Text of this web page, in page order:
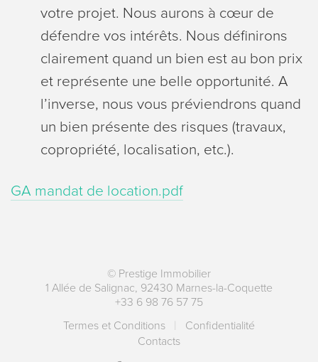
votre projet. Nous aurons à cœur de
défendre vos intérêts. Nous définirons
clairement quand un bien est au bon prix
et représente une belle opportunité. A
l’inverse, nous vous préviendrons quand
un bien présente des risques (travaux,
copropriété, localisation, etc.).
GA mandat de location.pdf
© Prestige Immobilier
1 Allée de Salignac, 92430 Marnes-la-Coquette
+33 6 98 76 57 75
Termes et Conditions
Сonfidentialité
Contacts